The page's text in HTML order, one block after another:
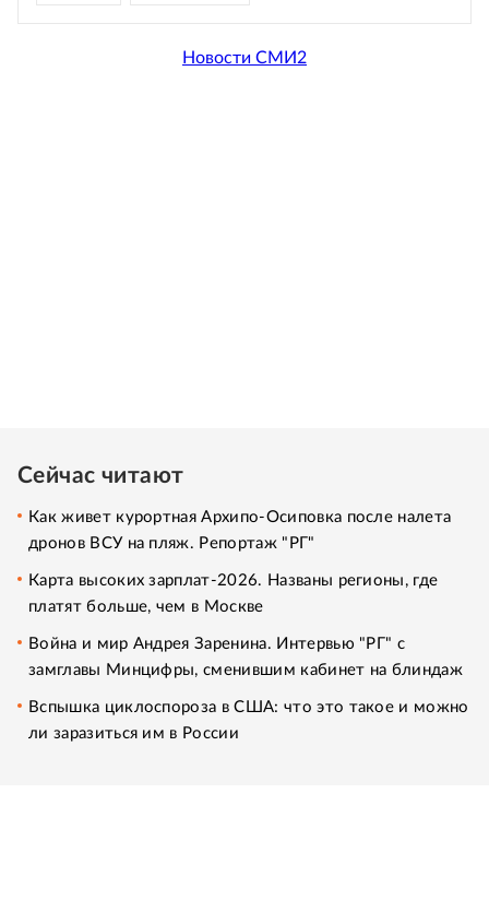
Новости СМИ2
Сейчас читают
Как живет курортная Архипо-Осиповка после налета
дронов ВСУ на пляж. Репортаж "РГ"
Карта высоких зарплат-2026. Названы регионы, где
платят больше, чем в Москве
Война и мир Андрея Заренина. Интервью "РГ" с
замглавы Минцифры, сменившим кабинет на блиндаж
Вспышка циклоспороза в США: что это такое и можно
ли заразиться им в России